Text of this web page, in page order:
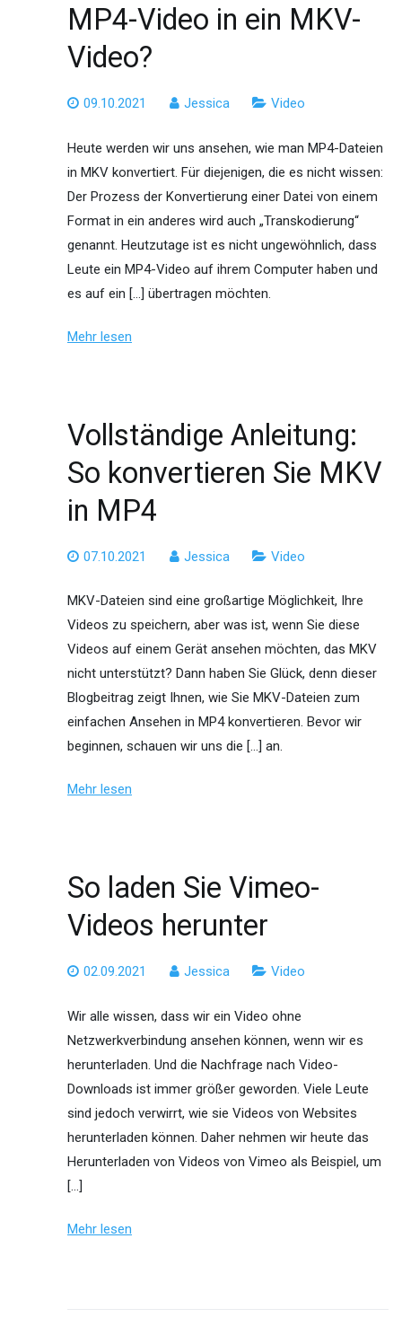
MP4-Video in ein MKV-
Video?
09.10.2021 Jessica Video
Heute werden wir uns ansehen, wie man MP4-Dateien
in MKV konvertiert. Für diejenigen, die es nicht wissen:
Der Prozess der Konvertierung einer Datei von einem
Format in ein anderes wird auch „Transkodierung“
genannt. Heutzutage ist es nicht ungewöhnlich, dass
Leute ein MP4-Video auf ihrem Computer haben und
es auf ein […] übertragen möchten.
Mehr lesen
Vollständige Anleitung:
So konvertieren Sie MKV
in MP4
07.10.2021 Jessica Video
MKV-Dateien sind eine großartige Möglichkeit, Ihre
Videos zu speichern, aber was ist, wenn Sie diese
Videos auf einem Gerät ansehen möchten, das MKV
nicht unterstützt? Dann haben Sie Glück, denn dieser
Blogbeitrag zeigt Ihnen, wie Sie MKV-Dateien zum
einfachen Ansehen in MP4 konvertieren. Bevor wir
beginnen, schauen wir uns die […] an.
Mehr lesen
So laden Sie Vimeo-
Videos herunter
02.09.2021 Jessica Video
Wir alle wissen, dass wir ein Video ohne
Netzwerkverbindung ansehen können, wenn wir es
herunterladen. Und die Nachfrage nach Video-
Downloads ist immer größer geworden. Viele Leute
sind jedoch verwirrt, wie sie Videos von Websites
herunterladen können. Daher nehmen wir heute das
Herunterladen von Videos von Vimeo als Beispiel, um
[…]
Mehr lesen